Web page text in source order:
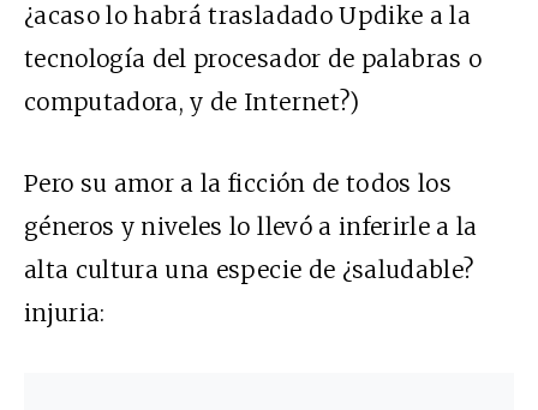
¿acaso lo habrá trasladado Updike a la
tecnología del procesador de palabras o
computadora, y de Internet?)
Pero su amor a la ficción de todos los
géneros y niveles lo llevó a inferirle a la
alta cultura una especie de ¿saludable?
injuria: